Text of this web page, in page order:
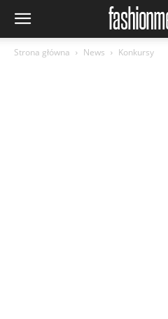
Strona główna News Konkursy